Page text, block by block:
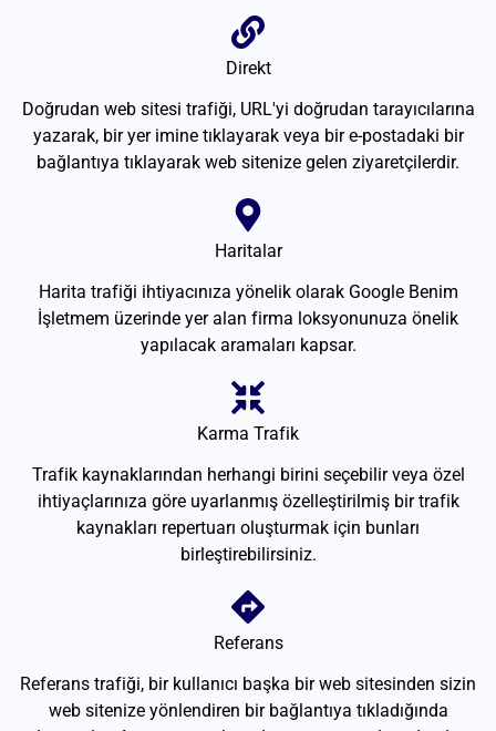
Direkt
Doğrudan web sitesi trafiği, URL'yi doğrudan tarayıcılarına
yazarak, bir yer imine tıklayarak veya bir e-postadaki bir
bağlantıya tıklayarak web sitenize gelen ziyaretçilerdir.
Haritalar
Harita trafiği ihtiyacınıza yönelik olarak Google Benim
İşletmem üzerinde yer alan firma loksyonunuza önelik
yapılacak aramaları kapsar.
Karma Trafik
Trafik kaynaklarından herhangi birini seçebilir veya özel
ihtiyaçlarınıza göre uyarlanmış özelleştirilmiş bir trafik
kaynakları repertuarı oluşturmak için bunları
birleştirebilirsiniz.
Referans
Referans trafiği, bir kullanıcı başka bir web sitesinden sizin
web sitenize yönlendiren bir bağlantıya tıkladığında